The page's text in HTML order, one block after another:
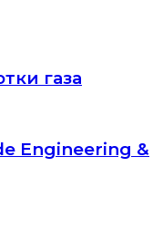
газа
Engineering &